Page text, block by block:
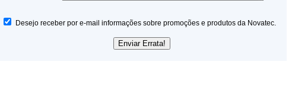
Desejo receber por e-mail informações sobre promoções e produtos da Novatec.